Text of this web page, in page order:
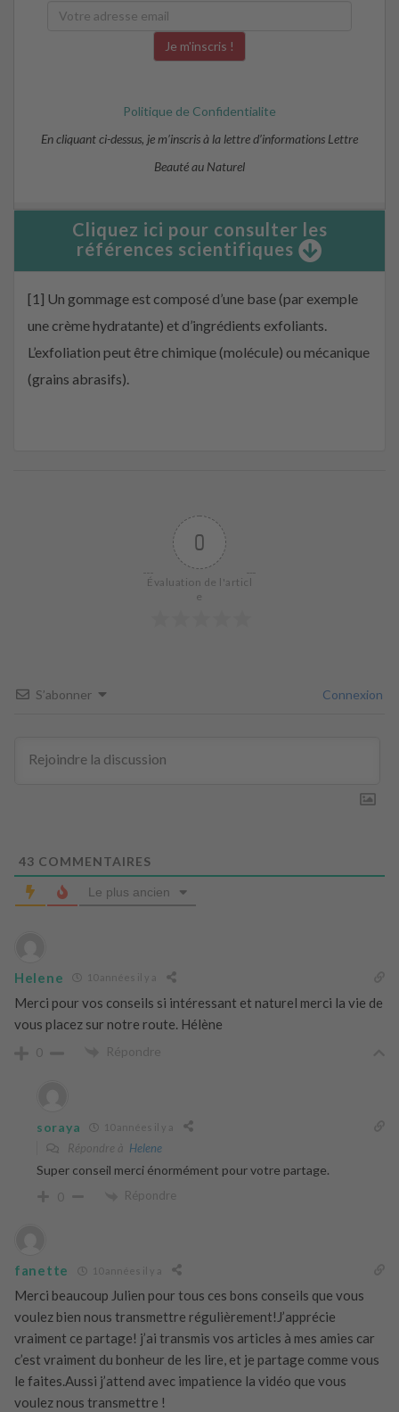
Politique de Confidentialite
En cliquant ci-dessus, je m’inscris à la lettre d’informations Lettre
Beauté au Naturel
Cliquez ici pour consulter les
références scientifiques
[1] Un gommage est composé d’une base (par exemple
une crème hydratante) et d’ingrédients exfoliants.
L’exfoliation peut être chimique (molécule) ou mécanique
(grains abrasifs).
0
Évaluation de l'articl
e
S’abonner Connexion
43 COMMENTAIRES
Le plus ancien
Helene 10 années il y a
Merci pour vos conseils si intéressant et naturel merci la vie de
vous placez sur notre route. Hélène
0 Répondre
soraya 10 années il y a
Répondre à Helene
Super conseil merci énormément pour votre partage.
0 Répondre
fanette 10 années il y a
Merci beaucoup Julien pour tous ces bons conseils que vous
voulez bien nous transmettre régulièrement!J’apprécie
vraiment ce partage! j’ai transmis vos articles à mes amies car
c’est vraiment du bonheur de les lire, et je partage comme vous
le faites.Aussi j’attend avec impatience la vidéo que vous
voulez nous transmettre !